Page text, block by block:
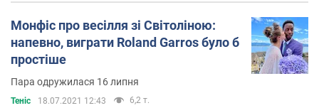
Монфіс про весілля зі Світоліною:
напевно, виграти Roland Garros було б
простіше
Пара одружилася 16 липня
Теніс 18.07.2021 12:43 6,2 т.